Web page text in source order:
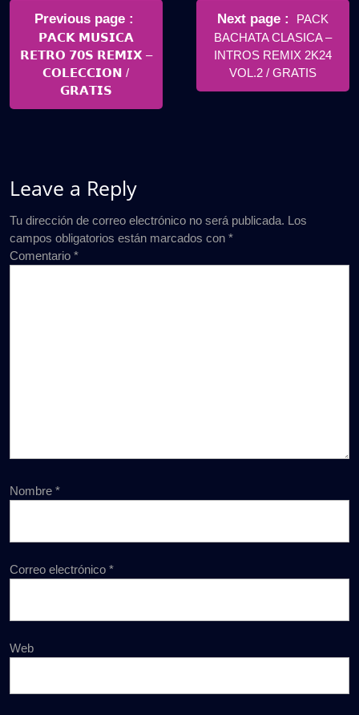
entradas
Previous page
𝗣𝗔𝗖𝗞 𝗠𝗨𝗦𝗜𝗖𝗔
𝗥𝗘𝗧𝗥𝗢 𝟳𝟬𝗦 𝗥𝗘𝗠𝗜𝗫 –
𝗖𝗢𝗟𝗘𝗖𝗖𝗜𝗢𝗡 /
𝗚𝗥𝗔𝗧𝗜𝗦
Next page
Newer
Posts
PACK
BACHATA CLASICA –
INTROS REMIX 2K24
VOL.2 / GRATIS
Leave a Reply
Tu dirección de correo electrónico no será publicada. Los
campos obligatorios están marcados con *
Comentario *
Nombre *
Correo electrónico *
Web